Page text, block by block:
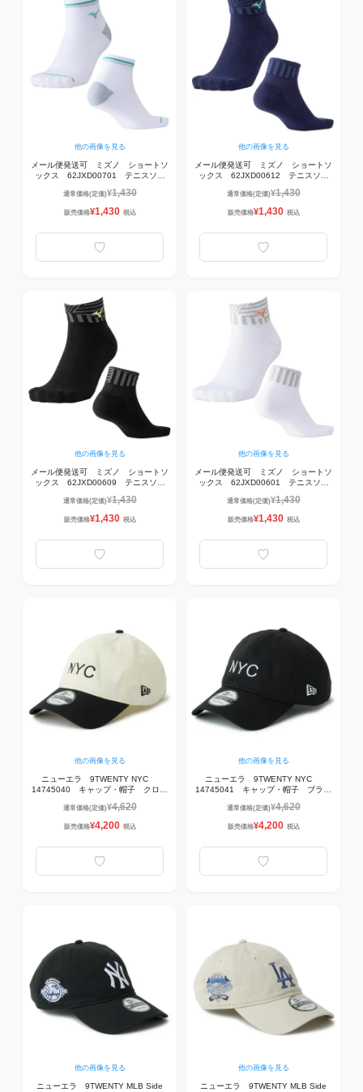
他の画像を見る
メール便発送可 ミズノ ショートソ
ックス 62JXD00701 テニスソッ
通常価格(定価)¥1,430
販売価格¥1,430 税込
他の画像を見る
メール便発送可 ミズノ ショートソ
ックス 62JXD00612 テニスソッ
通常価格(定価)¥1,430
販売価格¥1,430 税込
他の画像を見る
メール便発送可 ミズノ ショートソ
ックス 62JXD00609 テニスソッ
通常価格(定価)¥1,430
販売価格¥1,430 税込
他の画像を見る
メール便発送可 ミズノ ショートソ
ックス 62JXD00601 テニスソッ
通常価格(定価)¥1,430
販売価格¥1,430 税込
他の画像を見る
ニューエラ 9TWENTY NYC
14745040 キャップ・帽子 クロー
通常価格(定価)¥4,620
販売価格¥4,200 税込
他の画像を見る
ニューエラ 9TWENTY NYC
14745041 キャップ・帽子 ブラッ
通常価格(定価)¥4,620
販売価格¥4,200 税込
他の画像を見る
ニューエラ 9TWENTY MLB Side
他の画像を見る
ニューエラ 9TWENTY MLB Side